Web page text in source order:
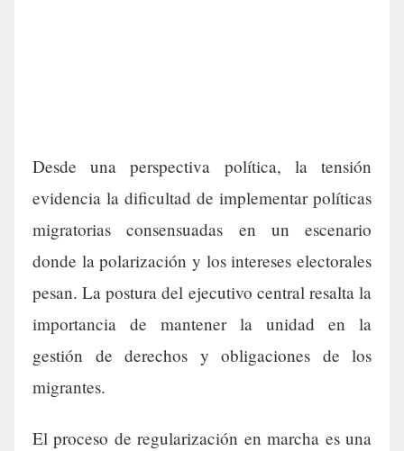
Desde una perspectiva política, la tensión
evidencia la dificultad de implementar políticas
migratorias consensuadas en un escenario
donde la polarización y los intereses electorales
pesan. La postura del ejecutivo central resalta la
importancia de mantener la unidad en la
gestión de derechos y obligaciones de los
migrantes.
El proceso de regularización en marcha es una